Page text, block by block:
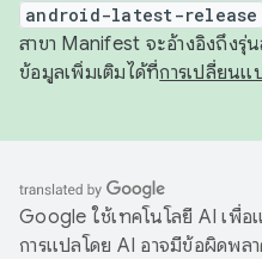
android-latest-release
สาขา Manifest จะอ้างอิงถึงรุ่
ข้อมูลเพิ่มเติมได้ที่การเปลี่ยนแ
Google ใช้เทคโนโลยี AI เพื่
การแปลโดย AI อาจมีข้อผิดพล